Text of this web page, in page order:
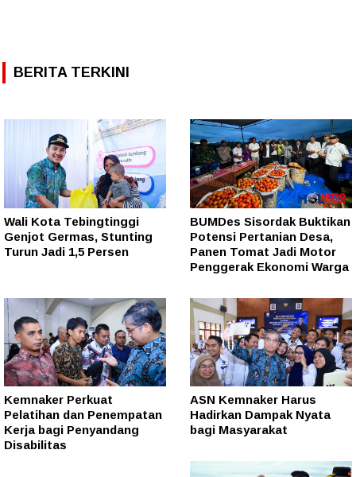
BERITA TERKINI
Wali Kota Tebingtinggi
Genjot Germas, Stunting
Turun Jadi 1,5 Persen
BUMDes Sisordak Buktikan
Potensi Pertanian Desa,
Panen Tomat Jadi Motor
Penggerak Ekonomi Warga
Kemnaker Perkuat
Pelatihan dan Penempatan
Kerja bagi Penyandang
Disabilitas
ASN Kemnaker Harus
Hadirkan Dampak Nyata
bagi Masyarakat